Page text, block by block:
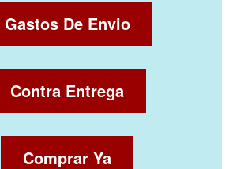
Gastos De Envio
Contra Entrega
Comprar Ya